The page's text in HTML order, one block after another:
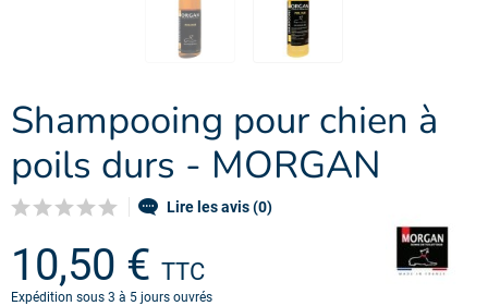
Shampooing pour chien à
poils durs - MORGAN
Lire les avis (0)
10,50 € TTC
Expédition sous 3 à 5 jours ouvrés